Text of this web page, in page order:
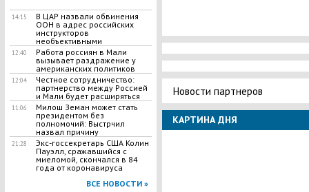
14:15
В ЦАР назвали обвинения
ООН в адрес российских
инструкторов
необъективными
12:40
Работа россиян в Мали
вызывает раздражение у
американских политиков
12:04
Честное сотрудничество:
партнерство между Россией
и Мали будет расширяться
11:06
Милош Земан может стать
президентом без
полномочий: Выстрчил
назвал причину
21:28
Экс-госсекретарь США Колин
Пауэлл, сражавшийся с
миеломой, скончался в 84
года от коронавируса
ВСЕ НОВОСТИ »
Новости партнеров
КАРТИНА ДНЯ